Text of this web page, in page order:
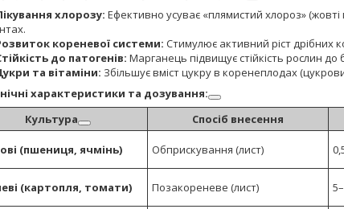
хлорозу: Ефективно усуває «плямистий хлороз»
кореневої системи: Стимулює активний ріст дрібних
до патогенів: Марганець підвищує стійкість рослин
та вітаміни: Збільшує вміст цукру в коренеплодах
характеристики та дозування:
Культура
Спосіб внесення
(пшениця, ячмінь) Обприскування (лист)
(картопля, томати) Позакореневе (лист)